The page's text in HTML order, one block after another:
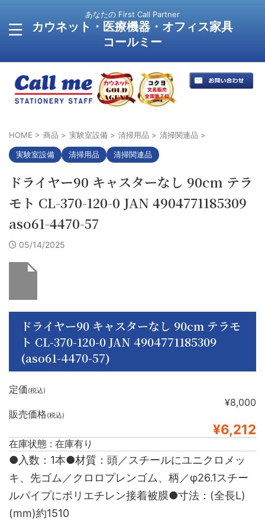
あなたの First Call Partner
カウネット・医療機器・オフィス家具
コールミー
HOME > 商品 > 実験室設備 > 清掃用品 > 清掃関連品 >
実験室設備 清掃用品 清掃関連品
ドライヤー90 キャスターなし 90cm テラ
モト CL-370-120-0 JAN 4904771185309
aso61-4470-57
05/14/2025
ドライヤー90 キャスターなし 90cm テラモ
ト CL-370-120-0 JAN 4904771185309
(aso61-4470-57)
定価(税込)
¥8,000
販売価格(税込)
¥6,212
在庫状態 : 在庫有り
●入数：1本●材質：頭／スチールにユニクロメッ
キ、先ゴム／クロロプレンゴム、柄／φ26.1スチー
ルパイプにポリエチレン接着被膜●寸法：(全長L)
(mm)約1510